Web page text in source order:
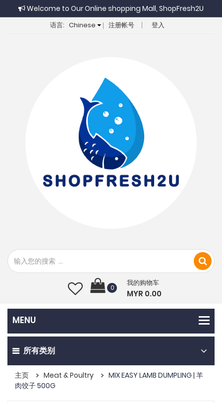
Welcome to Our Online shopping Mall, ShopFresh2U
语言: Chinese 注册帐号 登入
0
我的购物车
MYR 0.00
所有类别
主页 Meat & Poultry
MIX EASY LAMB DUMPLING | 羊
肉饺子 500G